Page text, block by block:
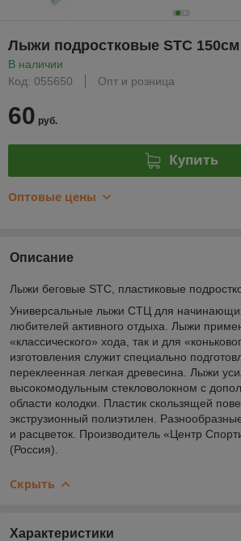
Лыжи подростковые STC 150см
В наличии
Код: 055650
Опт и розница
60 руб.
Купить
Оптовые цены
Описание
Лыжи беговые STC, пластиковые
Универсальные лыжи СТЦ для
любителей активного отдыха. Лыжи
«классического» хода, так и для
изготовления служит специально
переклеенная легкая древесина. Лыжи
высокомодульным стекловолокном с
области колодки. Пластик скользящей
экструзионный полиэтилен.
и расцветок. Производитель «Центр
(Россия).
Скрыть
Характеристики